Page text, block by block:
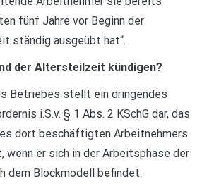
fünf Jahre vor Beginn der
ständig ausgeübt hat“.
der Altersteilzeit kündigen?
Betriebes stellt ein dringendes
i.S.v. § 1 Abs. 2 KSchG dar, das
dort beschäftigten Arbeitnehmers
wenn er sich in der Arbeitsphase der
dem Blockmodell befindet.